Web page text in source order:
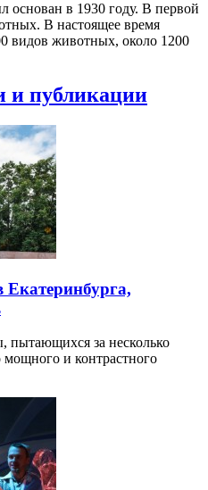
основан в 1930 году. В первой
В настоящее время
видов животных, около 1200
и публикации
пытающихся за несколько
мощного и контрастного